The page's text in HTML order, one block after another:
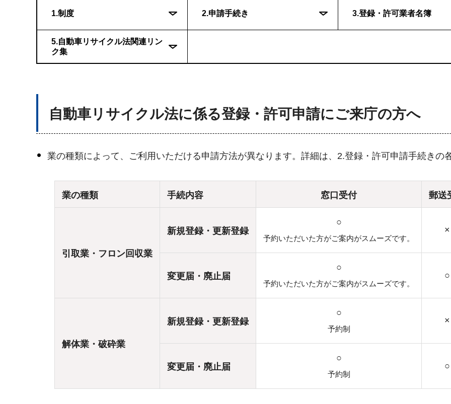
1.制度 2.申請手続き 3.登録・許可業者名簿
5.自動車リサイクル法関連リン
ク集
自動車リサイクル法に係る登録・許可申請にご来庁の方へ
業の種類によって、ご利用いただける申請方法が異なります。詳細は、2.登録・許可申請手続きの
業の種類 手続内容 窓口受付 郵送
引取業・フロン回収業
新規登録・更新登録
○
予約いただいた方がご案内がスムーズです。
×
変更届・廃止届
○
予約いただいた方がご案内がスムーズです。
○
解体業・破砕業
新規登録・更新登録
○
予約制
×
変更届・廃止届
○
予約制
○